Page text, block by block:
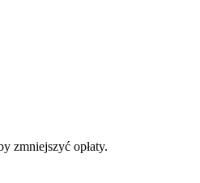
zmniejszyć opłaty.